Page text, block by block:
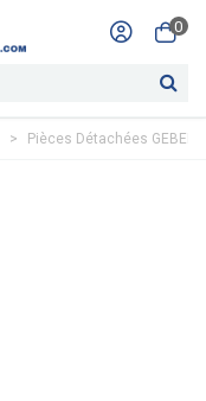
0
> Pièces Détachées